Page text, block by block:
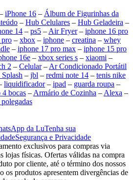
iPhone 16 – Álbum de Figurinhas da
– Hub Celulares – Hub Geladeira –
14 – ps5 – Air Fryer– iphone 16 pro
pro – xbox – iphone – creatina – whey
– iphone 17 pro max – iphone 15 pro
16e – xbox series s – xiaomi –
2 – Celular– Ar Condicionado Portátil
– jbl – redmi note 14 – tenis nike
liquidificador– ipad – guarda roupa –
4 bocas – Armário de Cozinha – Alexa –
da LuTenha sua
Segurança e Privacidade
exclusivos para compras via
lojas físicas. Ofertas válidas na compra
por cliente, até o término dos nossos
os produtos apresentem divergências de